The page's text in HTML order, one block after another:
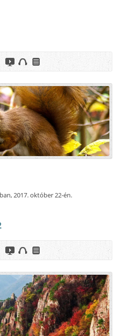
2017. október 22-én.